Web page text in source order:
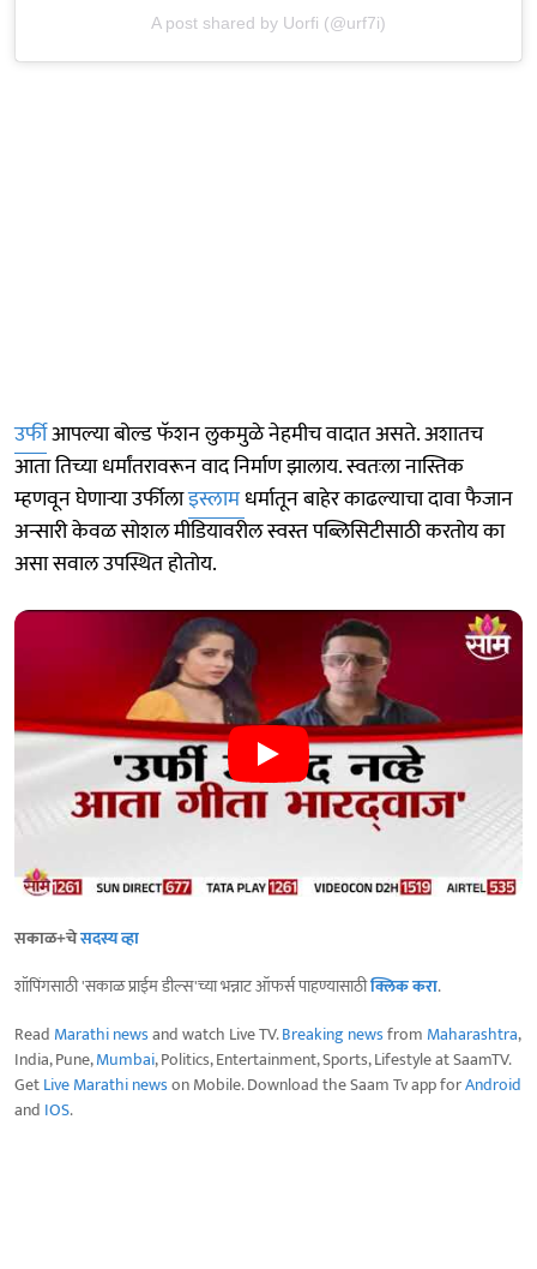
A post shared by Uorfi (@urf7i)
उर्फीआपल्या बोल्ड फॅशन लुकमुळे नेहमीच वादात असते. अशातच
आता तिच्या धर्मांतरावरून वाद निर्माण झालाय. स्वतःला नास्तिक
म्हणवून घेणाऱ्या उर्फीलाइस्लामधर्मातून बाहेर काढल्याचा दावा फैजान
अन्सारी केवळ सोशल मीडियावरील स्वस्त पब्लिसिटीसाठी करतोय का
असा सवाल उपस्थित होतोय.
सकाळ+चेसदस्य व्हा
शॉपिंगसाठी 'सकाळ प्राईम डील्स'च्या भन्नाट ऑफर्स पाहण्यासाठीक्लिक करा.
Read Marathi newsand watch Live TV.Breaking newsfrom Maharashtra,
India, Pune,Mumbai, Politics, Entertainment, Sports, Lifestyle at SaamTV.
GetLive Marathi newson Mobile. Download the Saam Tv app forAndroid
and IOS.